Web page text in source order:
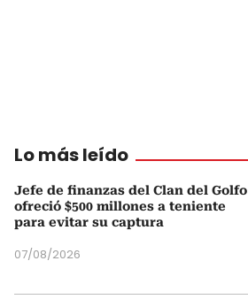
Lo más leído
Jefe de finanzas del Clan del Golfo
ofreció $500 millones a teniente
para evitar su captura
07/08/2026